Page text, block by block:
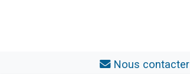
Nous contacter